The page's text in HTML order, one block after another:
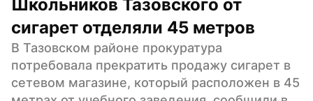
Школьников Тазовского от
сигарет отделяли 45 метров
В Тазовском районе прокуратура
потребовала прекратить продажу сигарет в
сетевом магазине, который расположен в 45